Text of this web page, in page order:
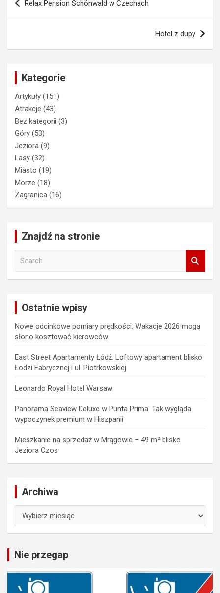
wpisu
Relax Pension Schönwald w Czechach
Hotel z dupy
Kategorie
Artykuły (151)
Atrakcje (43)
Bez kategorii (3)
Góry (53)
Jeziora (9)
Lasy (32)
Miasto (19)
Morze (18)
Zagranica (16)
Znajdź na stronie
Ostatnie wpisy
Nowe odcinkowe pomiary prędkości. Wakacje 2026 mogą
słono kosztować kierowców
East Street Apartamenty Łódź. Loftowy apartament blisko
Łodzi Fabrycznej i ul. Piotrkowskiej
Leonardo Royal Hotel Warsaw
Panorama Seaview Deluxe w Punta Prima. Tak wygląda
wypoczynek premium w Hiszpanii
Mieszkanie na sprzedaż w Mrągowie – 49 m² blisko
Jeziora Czos
Archiwa
Nie przegap